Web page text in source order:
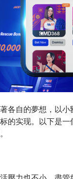
各自的夢想，以
的实现。以下是一